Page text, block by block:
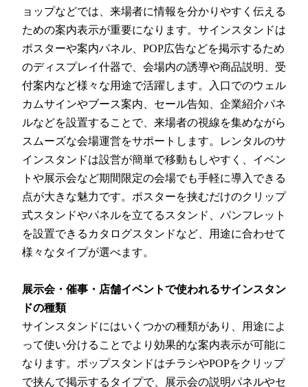
ョップなどでは、来場者に情報を分かりやすく伝える
ための案内表示が重要になります。サインスタンドは
ポスターや案内パネル、POP広告などを掲示するため
のディスプレイ什器で、会場内の誘導や商品説明、受
付案内など様々な用途で活躍します。入口でのウェル
カムサインやブース案内、セール告知、企業紹介パネ
ルなどを設置することで、来場者の視線を集めながら
スムーズな会場運営をサポートします。レンタルのサ
インスタンドは設営が簡単で移動もしやすく、イベン
トや展示会など期間限定の会場でも手軽に導入できる
点が大きな魅力です。ポスターを挟むだけのクリップ
式スタンドやパネルを立てるスタンド、パンフレット
を設置できるカタログスタンドなど、用途に合わせて
様々なタイプが選べます。
展示会・催事・店舗イベントで使われるサインスタン
ドの種類
サインスタンドにはいくつかの種類があり、用途によ
って使い分けることでより効果的な案内表示が可能に
なります。ポップスタンドはチラシやPOPをクリップ
で挟んで掲示するタイプで、展示会の説明パネルやセ